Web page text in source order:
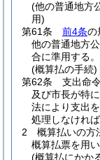
(他の普通地方
用)
第61条
前4条の
他の普通地方
合に準用する。
(概算払の手続)
第62条
支出命
及び市長が特
法により支出
処理しなければ
2
概算払いの方
概算払票を用
(概算払にかか